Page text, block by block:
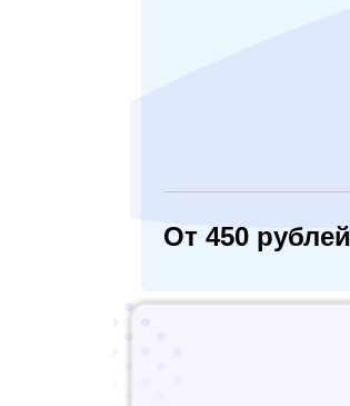
От 450 рублей